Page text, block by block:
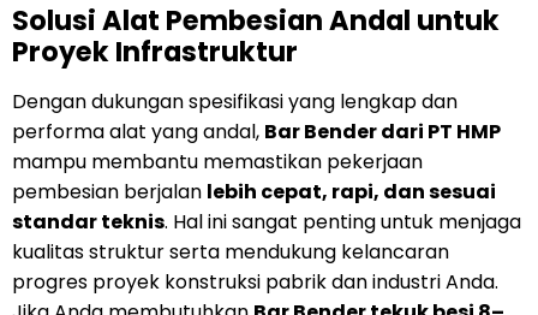
Solusi Alat Pembesian Andal untuk
Proyek Infrastruktur
Dengan dukungan spesifikasi yang lengkap dan
performa alat yang andal, Bar Bender dari PT HMP
mampu membantu memastikan pekerjaan
pembesian berjalan lebih cepat, rapi, dan sesuai
standar teknis. Hal ini sangat penting untuk menjaga
kualitas struktur serta mendukung kelancaran
progres proyek konstruksi pabrik dan industri Anda.